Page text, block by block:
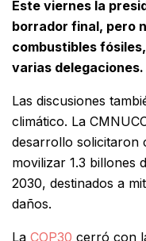
Este viernes la
borrador final, pero
combustibles
varias delegaciones.
Las discusiones
climático. La
desarrollo solicitaron
movilizar 1.3 billones
2030, destinados a
daños.
La COP30 cerró con